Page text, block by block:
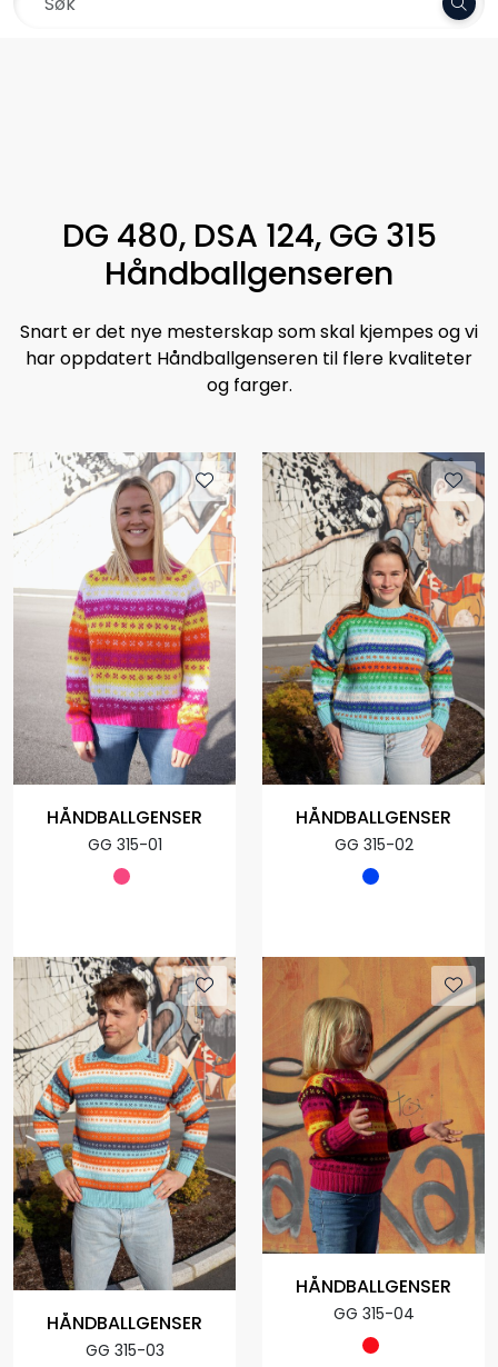
Skip to main content
DG 480, DSA 124, GG 315
Håndballgenseren
Snart er det nye mesterskap som skal kjempes og vi
har oppdatert Håndballgenseren til flere kvaliteter
og farger.
HÅNDBALLGENSER
GG 315-01
HÅNDBALLGENSER
GG 315-02
HÅNDBALLGENSER
GG 315-03
HÅNDBALLGENSER
GG 315-04
Pinner og tilbehør
Gavekort